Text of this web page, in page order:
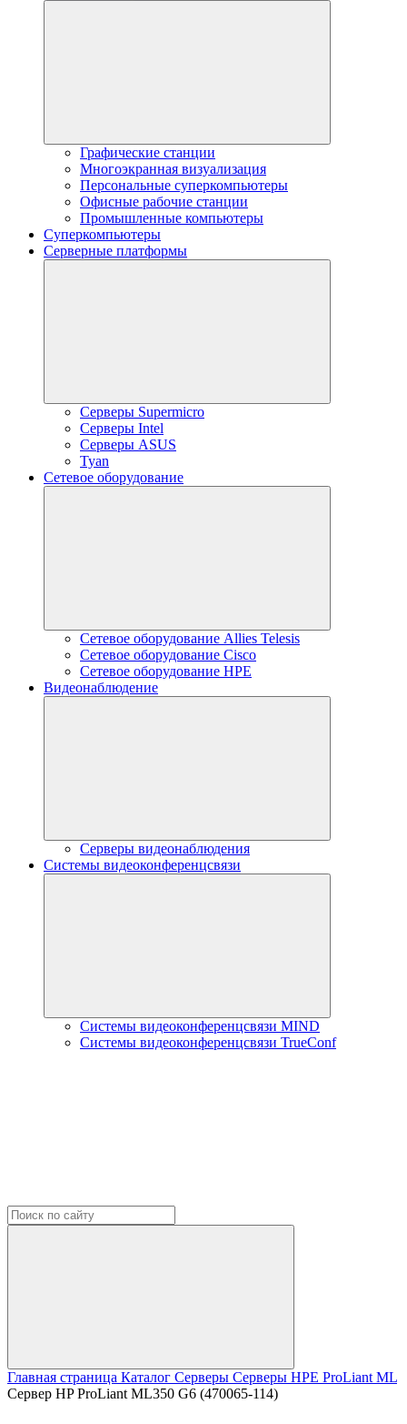
Графические станции
Многоэкранная визуализация
Персональные суперкомпьютеры
Офисные рабочие станции
Промышленные компьютеры
Суперкомпьютеры
Серверные платформы
Серверы Supermicro
Серверы Intel
Серверы ASUS
Tyan
Сетевое оборудование
Сетевое оборудование Allies Telesis
Сетевое оборудование Cisco
Сетевое оборудование HPE
Видеонаблюдение
Серверы видеонаблюдения
Системы видеоконференцсвязи
Системы видеоконференцсвязи MIND
Системы видеоконференцсвязи TrueConf
Главная страница Каталог Серверы Серверы HPE ProLiant ML
Сервер HP ProLiant ML350 G6 (470065-114)